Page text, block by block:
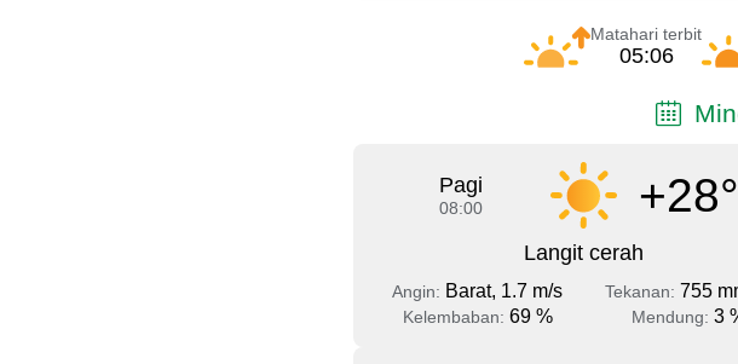
Matahari terbit
05:06
Pagi
08:00
Langit cerah
Angin: Barat, 1.7 m/s Tekanan: 755
Kelembaban: 69 % Mendung: 3